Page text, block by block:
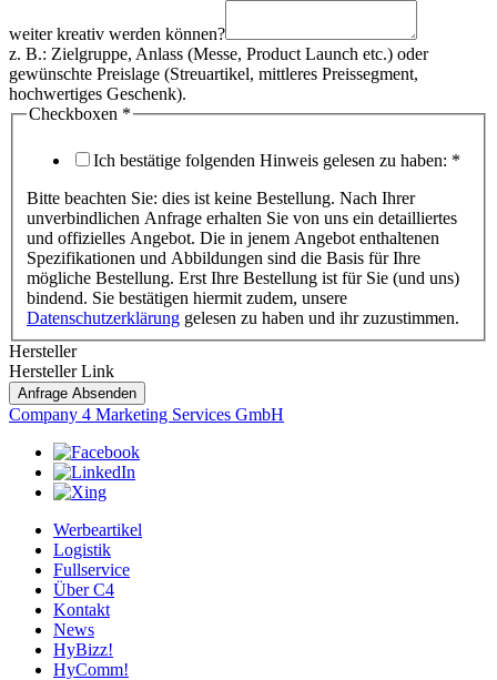
weiter kreativ werden können?
z. B.: Zielgruppe, Anlass (Messe, Product Launch etc.) oder
gewünschte Preislage (Streuartikel, mittleres Preissegment,
hochwertiges Geschenk).
Checkboxen *
Ich bestätige folgenden Hinweis gelesen zu haben: *
Bitte beachten Sie: dies ist keine Bestellung. Nach Ihrer
unverbindlichen Anfrage erhalten Sie von uns ein detailliertes
und offizielles Angebot. Die in jenem Angebot enthaltenen
Spezifikationen und Abbildungen sind die Basis für Ihre
mögliche Bestellung. Erst Ihre Bestellung ist für Sie (und uns)
bindend. Sie bestätigen hiermit zudem, unsere
Datenschutzerklärung gelesen zu haben und ihr zuzustimmen.
Postleitzahl
uns
Ihre
Hersteller
Hersteller Link
Anfrage Absenden
Company 4 Marketing Services GmbH
Werbeartikel
Logistik
Fullservice
Über C4
Kontakt
News
HyBizz!
HyComm!